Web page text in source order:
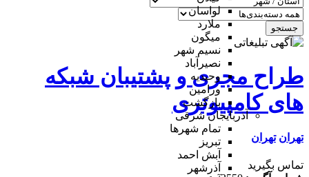
لواسان
ملارد
میگون
نسیم شهر
نصیرآباد
وحیدیه
ورامین
بازگشت
آذربایجان شرقی
تمام شهر‌ها
تبریز
آبش احمد
آذرشهر
جستجو
طراح مجری و پشتیبان شبکه
های کامپیوتری
تهران تهران
تماس بگیرید